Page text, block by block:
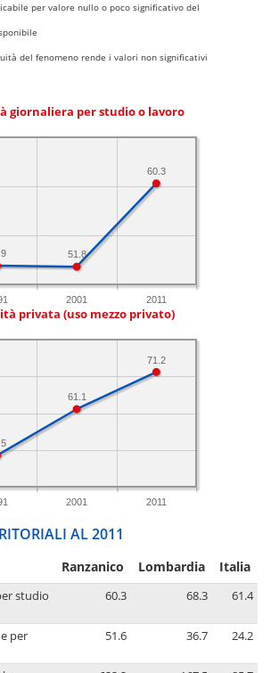
per valore nullo o poco significativo del
del fenomeno rende i valori non significativi
giornaliera per studio o lavoro
2001 2011
60.3
51.8
privata (uso mezzo privato)
2001 2011
71.2
61.1
AL 2011
Ranzanico Lombardia Italia
studio
60.3 68.3 61.4
per
51.6 36.7 24.2